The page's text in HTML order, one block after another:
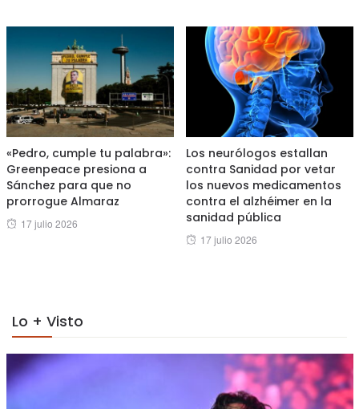
«Pedro, cumple tu palabra»:
Greenpeace presiona a
Sánchez para que no
prorrogue Almaraz
Posted
17 julio 2026
Los neurólogos estallan
contra Sanidad por vetar
los nuevos medicamentos
contra el alzhéimer en la
sanidad pública
Posted
17 julio 2026
Lo + Visto